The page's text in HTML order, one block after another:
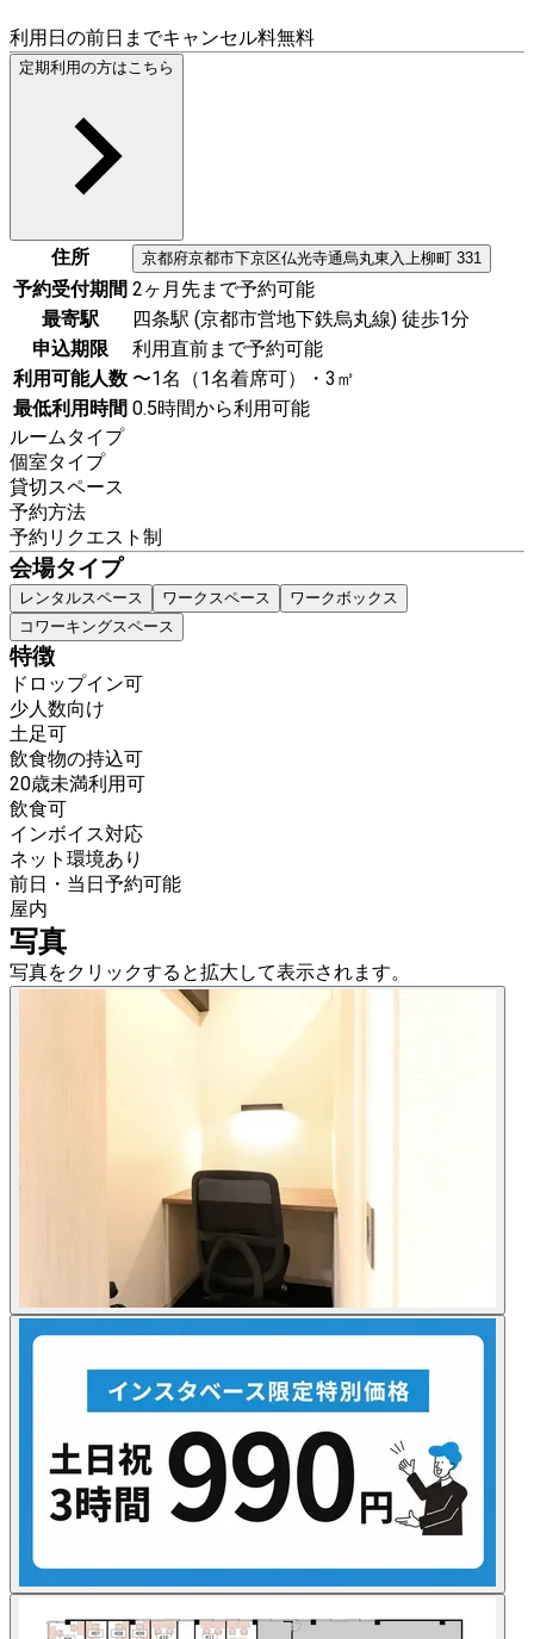
利用日の前日までキャンセル料無料
定期利用の方はこちら
住所 京都府京都市下京区仏光寺通烏丸東入上柳町 331
予約受付期間 2ヶ月先まで予約可能
最寄駅
四条駅 (京都市営地下鉄烏丸線) 徒歩1分
申込期限
利用直前まで予約可能
利用可能人数 〜1名（1名着席可）・3㎡
最低利用時間 0.5時間から利用可能
ルームタイプ
個室タイプ
貸切スペース
予約方法
予約リクエスト制
会場タイプ
レンタルスペース ワークスペース
ワークボックス
コワーキングスペース
特徴
ドロップイン可
少人数向け
土足可
飲食物の持込可
20歳未満利用可
飲食可
インボイス対応
ネット環境あり
前日・当日予約可能
屋内
写真
写真をクリックすると拡大して表示されます。